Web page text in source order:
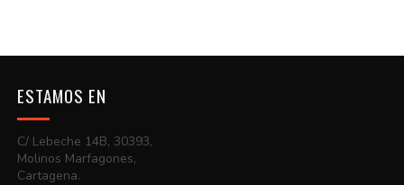
ESTAMOS EN
C/ Lebeche 14B, 30393,
Molinos Marfagones,
Cartagena.